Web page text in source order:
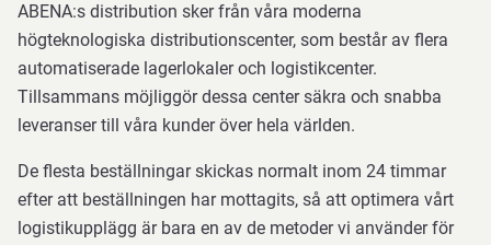
ABENA:s distribution sker från våra moderna
högteknologiska distributionscenter, som består av flera
automatiserade lagerlokaler och logistikcenter.
Tillsammans möjliggör dessa center säkra och snabba
leveranser till våra kunder över hela världen.
De flesta beställningar skickas normalt inom 24 timmar
efter att beställningen har mottagits, så att optimera vårt
logistikupplägg är bara en av de metoder vi använder för